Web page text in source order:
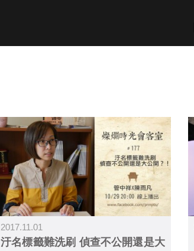
2017.11.01
汙名標籤難洗刷 偵查不公開還是大